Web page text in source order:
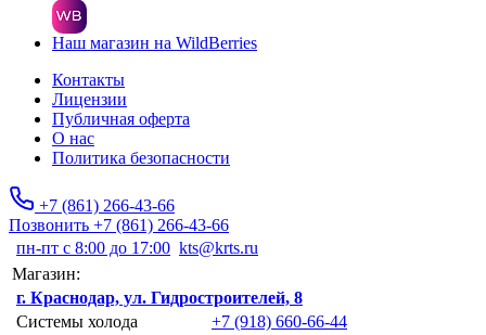
Наш магазин на WildBerries
Контакты
Лицензии
Публичная оферта
О нас
Политика безопасности
+7 (861) 266-43-66
Позвонить +7 (861) 266-43-66
пн-пт с 8:00 до 17:00 kts@krts.ru
Магазин:
г. Краснодар, ул. Гидростроителей, 8
Системы холода
+7 (918) 660-66-44